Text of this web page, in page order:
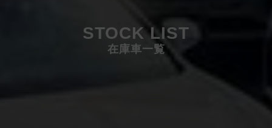
STOCK LIST
在庫車一覧